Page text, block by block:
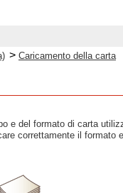
> Caricamento della carta
e del formato di carta
correttamente il formato